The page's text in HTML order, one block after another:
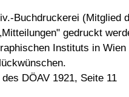
Buchdruckerei (Mitglied
gedruckt
Instituts in
DÖAV 1921, Seite 11